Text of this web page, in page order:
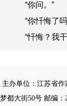
“你问。”
“你忏悔了吗
“忏悔？我干
主办单位：江苏省作
梦都大街50号 邮编：